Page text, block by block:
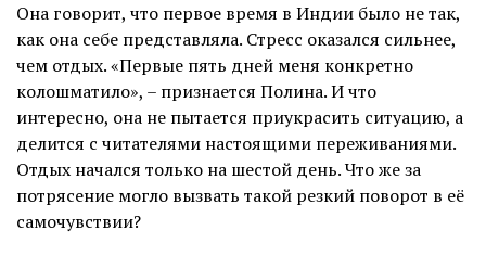
Она говорит, что первое время в Индии было не так,
как она себе представляла. Стресс оказался сильнее,
чем отдых. «Первые пять дней меня конкретно
колошматило», – признается Полина. И что
интересно, она не пытается приукрасить ситуацию, а
делится с читателями настоящими переживаниями.
Отдых начался только на шестой день. Что же за
потрясение могло вызвать такой резкий поворот в её
самочувствии?